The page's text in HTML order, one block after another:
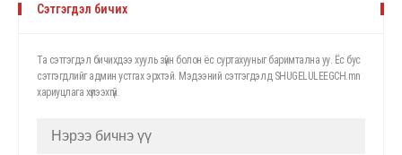
Сэтгэгдэл бичих
Та сэтгэгдэл бичихдээ хууль зүйн болон ёс суртахууныг баримтална уу. Ёс бус
сэтгэгдлийг админ устгах эрхтэй. Мэдээний сэтгэгдэлд SHUGELULEEGCH.mn
хариуцлага хүлээхгүй.